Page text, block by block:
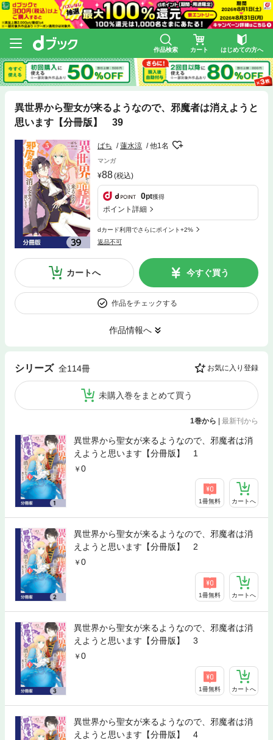
作品検索 カート はじめての方へ
異世界から聖女が来るようなので、邪魔者は消えようと
思います【分冊版】 39
ばち 蓮水涼 他1名
マンガ
88(税込)
0pt獲得
ポイント詳細
dカード利用でさらにポイント+2%
返品不可
カートへ 今すぐ買う
作品をチェックする
作品情報へ
シリーズ 全114冊 お気に入り登録
未購入巻をまとめて買う
1巻から | 最新刊から
異世界から聖女が来るようなので、邪魔者は消
えようと思います【分冊版】 1
0
1冊無料 カートへ
異世界から聖女が来るようなので、邪魔者は消
えようと思います【分冊版】 2
0
1冊無料 カートへ
異世界から聖女が来るようなので、邪魔者は消
えようと思います【分冊版】 3
0
1冊無料 カートへ
異世界から聖女が来るようなので、邪魔者は消
えようと思います【分冊版】 4